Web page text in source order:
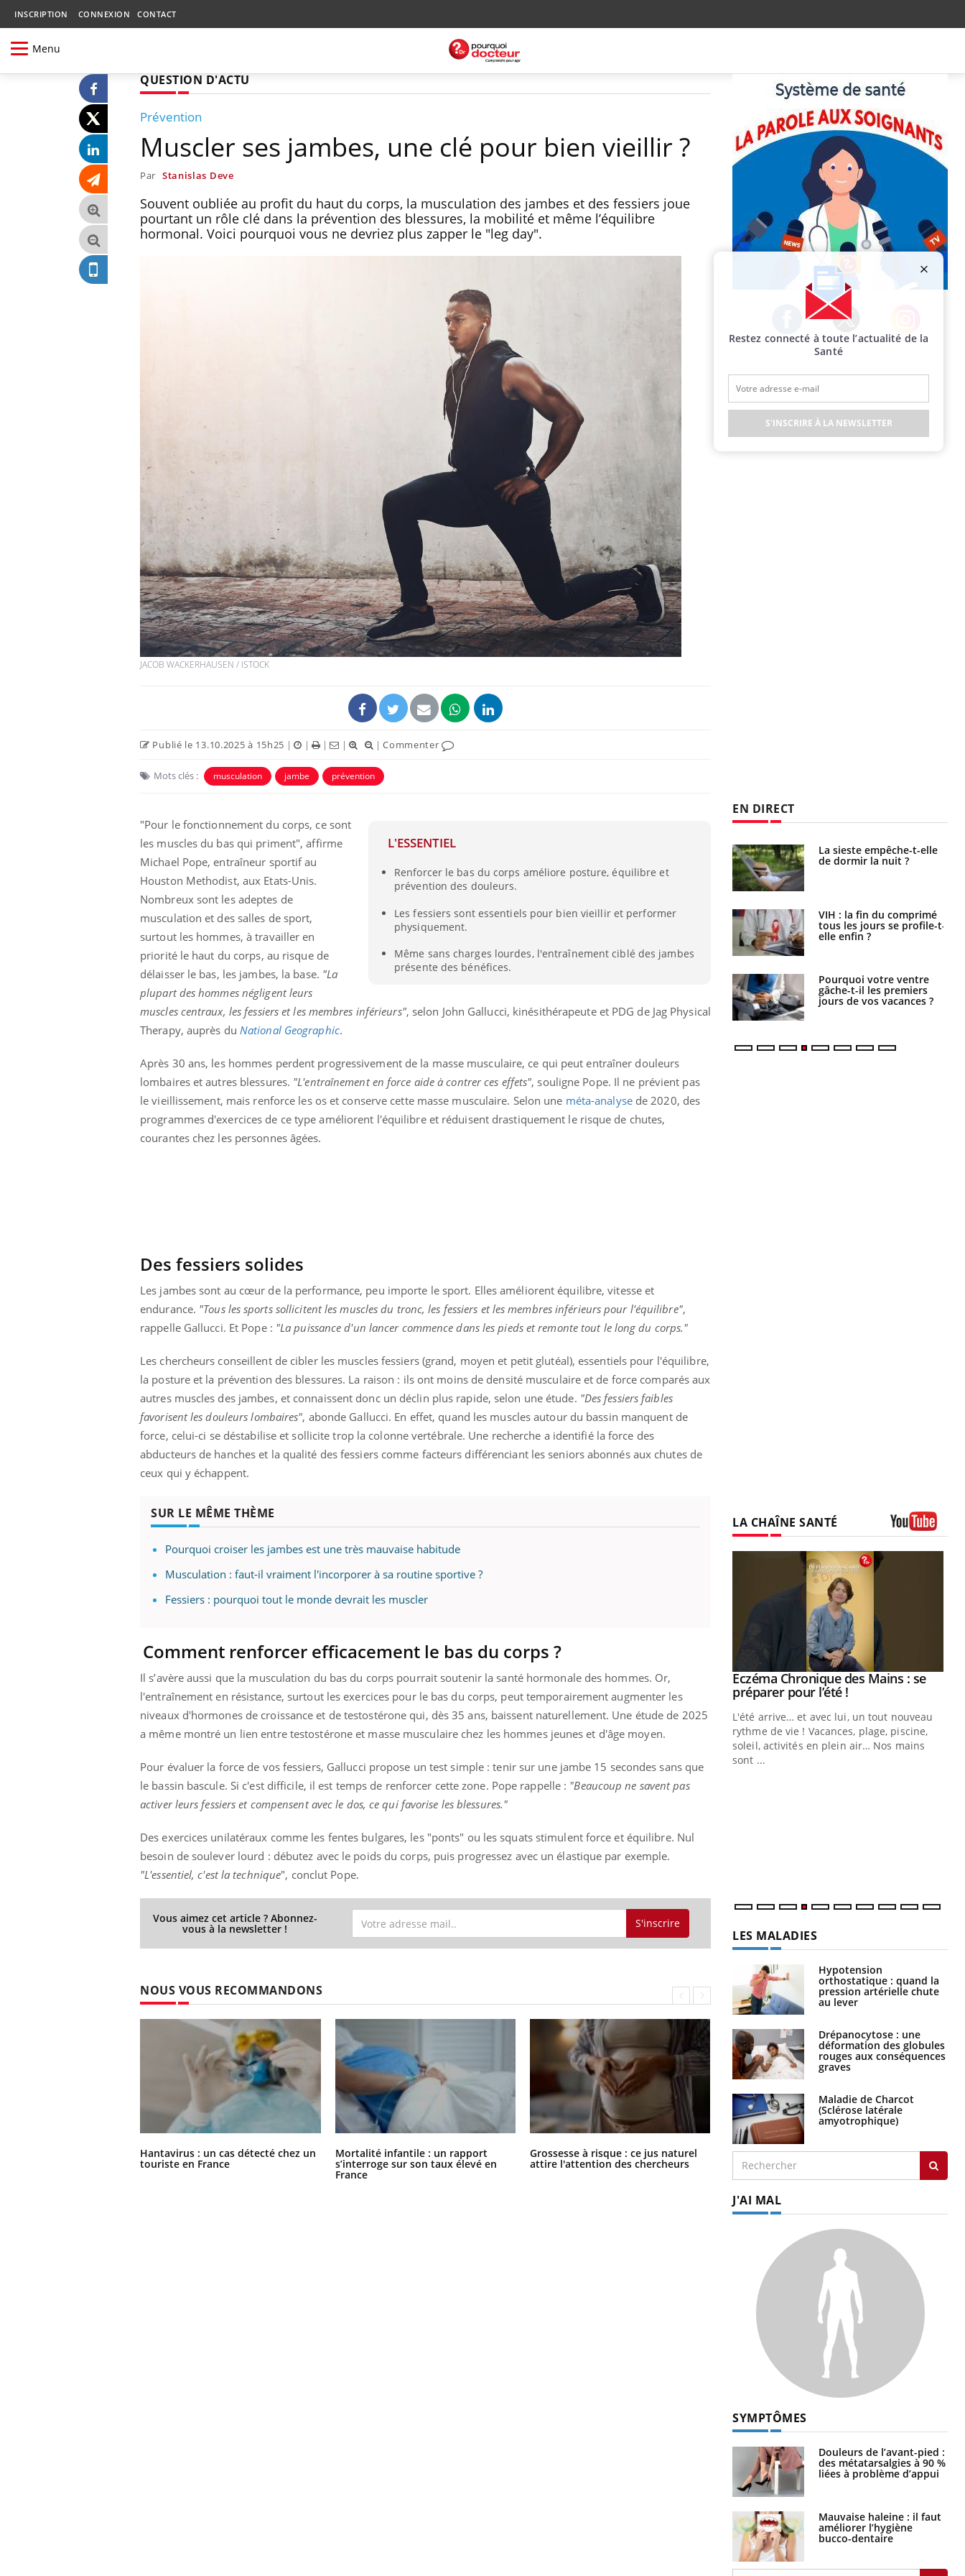
INSCRIPTION CONNEXION CONTACT
Menu
QUESTION D'ACTU
Prévention
Muscler ses jambes, une clé pour bien vieillir ?
Par Stanislas Deve
Souvent oubliée au profit du haut du corps, la musculation des jambes et des fessiers joue
pourtant un rôle clé dans la prévention des blessures, la mobilité et même l’équilibre
hormonal. Voici pourquoi vous ne devriez plus zapper le "leg day".
JACOB WACKERHAUSEN / ISTOCK
Publié le 13.10.2025 à 15h25 | | | | |Commenter
Mots clés : musculation jambe prévention
L'ESSENTIEL
Renforcer le bas du corps améliore posture, équilibre et
prévention des douleurs.
Les fessiers sont essentiels pour bien vieillir et performer
physiquement.
Même sans charges lourdes, l'entraînement ciblé des jambes
présente des bénéfices.
"Pour le fonctionnement du corps, ce sont
les muscles du bas qui priment", affirme
Michael Pope, entraîneur sportif au
Houston Methodist, aux Etats-Unis.
Nombreux sont les adeptes de
musculation et des salles de sport,
surtout les hommes, à travailler en
priorité le haut du corps, au risque de
délaisser le bas, les jambes, la base. "La
plupart des hommes négligent leurs
muscles centraux, les fessiers et les membres inférieurs", selon John Gallucci, kinésithérapeute et PDG de Jag Physical
Therapy, auprès du National Geographic.
Après 30 ans, les hommes perdent progressivement de la masse musculaire, ce qui peut entraîner douleurs
lombaires et autres blessures. "L'entraînement en force aide à contrer ces effets", souligne Pope. Il ne prévient pas
le vieillissement, mais renforce les os et conserve cette masse musculaire. Selon une méta-analysede 2020, des
programmes d'exercices de ce type améliorent l'équilibre et réduisent drastiquement le risque de chutes,
courantes chez les personnes âgées.
Des fessiers solides
Les jambes sont au cœur de la performance, peu importe le sport. Elles améliorent équilibre, vitesse et
endurance. "Tous les sports sollicitent les muscles du tronc, les fessiers et les membres inférieurs pour l'équilibre",
rappelle Gallucci. Et Pope : "La puissance d'un lancer commence dans les pieds et remonte tout le long du corps."
Les chercheurs conseillent de cibler les muscles fessiers (grand, moyen et petit glutéal), essentiels pour l'équilibre,
la posture et la prévention des blessures. La raison : ils ont moins de densité musculaire et de force comparés aux
autres muscles des jambes, et connaissent donc un déclin plus rapide, selon une étude. "Des fessiers faibles
favorisent les douleurs lombaires", abonde Gallucci. En effet, quand les muscles autour du bassin manquent de
force, celui-ci se déstabilise et sollicite trop la colonne vertébrale. Une recherche a identifié la force des
abducteurs de hanches et la qualité des fessiers comme facteurs différenciant les seniors abonnés aux chutes de
ceux qui y échappent.
SUR LE MÊME THÈME
Pourquoi croiser les jambes est une très mauvaise habitude
Musculation : faut-il vraiment l'incorporer à sa routine sportive ?
Fessiers : pourquoi tout le monde devrait les muscler
Comment renforcer efficacement le bas du corps ?
Il s’avère aussi que la musculation du bas du corps pourrait soutenir la santé hormonale des hommes. Or,
l'entraînement en résistance, surtout les exercices pour le bas du corps, peut temporairement augmenter les
niveaux d'hormones de croissance et de testostérone qui, dès 35 ans, baissent naturellement. Une étude de 2025
a même montré un lien entre testostérone et masse musculaire chez les hommes jeunes et d'âge moyen.
Pour évaluer la force de vos fessiers, Gallucci propose un test simple : tenir sur une jambe 15 secondes sans que
le bassin bascule. Si c'est difficile, il est temps de renforcer cette zone. Pope rappelle : "Beaucoup ne savent pas
activer leurs fessiers et compensent avec le dos, ce qui favorise les blessures."
Des exercices unilatéraux comme les fentes bulgares, les "ponts" ou les squats stimulent force et équilibre. Nul
besoin de soulever lourd : débutez avec le poids du corps, puis progressez avec un élastique par exemple.
"L'essentiel, c'est la technique", conclut Pope.
Vous aimez cet article ? Abonnez-
vous à la newsletter ! S'inscrire
NOUS VOUS RECOMMANDONS
Hantavirus : un cas détecté chez un
touriste en France
Mortalité infantile : un rapport
s’interroge sur son taux élevé en
France
Grossesse à risque : ce jus naturel
attire l'attention des chercheurs
Comment oublier les écrans en
vacances ?
Facebook Twitter Instagram
EN DIRECT
Comment oublier les
écrans en vacances ?
Toujours connectés :
comment le travail
empiète de plus en plus
sur nos soirées
Cancer colorectal : une
stratégie simple aurait
changé la donne au Pays
basque
Chikungunya, dengue,
t-il dans le sud de la
France ?
Les médicaments GLP-1
protègent-ils aussi les os
enceintes
La sieste empêche-t-elle
de dormir la nuit ?
VIH : la fin du comprimé
tous les jours se profile-t-
elle enfin ?
Pourquoi votre ventre
gâche-t-il les premiers
jours de vos vacances ?
Fortes chaleurs :
pourquoi le risque de
Le Viagra pourrait-il
freiner la propagation du
cancer ?
Pourquoi manger moins
de protéines pourrait
finalement être bénéfique
LA CHAÎNE SANTÉ
Carence en fer : comprendre pour
Youtube
Fatigue, irritabilité, brouillard mental ou
même alopécie… Les symptômes de la
Youtube
Insuline & Charge mentale : et si on
osait en parler??Youtube
En 2026, l'insuline dans le diabète de type 2
reste entourée d'idées reçues chez les
Youtube
Eczéma Chronique des Mains : se
préparer pour l’été !Youtube
L'été arrive… et avec lui, un tout nouveau
rythme de vie ! Vacances, plage, piscine,
soleil, activités en plein air… Nos mains
sont ...
LES MALADIES
Hypotension
orthostatique : quand la
pression artérielle chute
au lever
Drépanocytose : une
déformation des globules
rouges aux conséquences
graves
Maladie de Charcot
(Sclérose latérale
amyotrophique)
J'AI MAL
SYMPTÔMES
Douleurs de l’avant-pied :
des métatarsalgies à 90 %
liées à problème d’appui
Mauvaise haleine : il faut
améliorer l’hygiène
bucco-dentaire
Restez connecté à toute l’actualité de la
Santé
S'INSCRIRE À LA NEWSLETTER